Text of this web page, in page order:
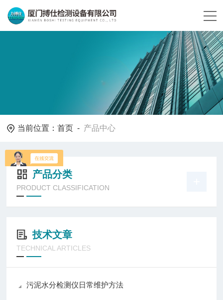
当前位置：首页 - 产品中心
产品分类
PRODUCT CLASSIFICATION
技术文章
TECHNICAL ARTICLES
污泥水分检测仪日常维护方法